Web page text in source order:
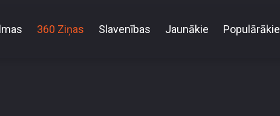
360 Ziņas Slavenības Jaunākie Populārākie